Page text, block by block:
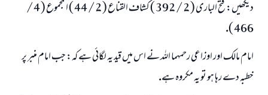
ديكھيں: فتح البارى ( 2 / 392 ) كشاف القناع ( 2 / 44 ) المجموع ( 4 /
466 ).
امام مالك اور اوزاعى رحمہما اللہ نے اس ميں قيد يہ لگائى ہے كہ: جب امام منبر پر
خطبہ دے رہا ہو تو يہ مكروہ ہے.